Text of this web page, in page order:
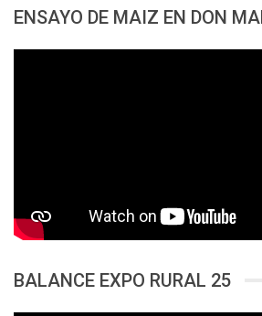
ENSAYO DE MAIZ EN DON
BALANCE EXPO RURAL 25